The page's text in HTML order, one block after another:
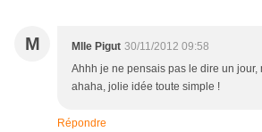
M Mlle Pigut 30/11/2012 09:58
Ahhh je ne pensais pas le dire un jour,
ahaha, jolie idée toute simple !
Répondre